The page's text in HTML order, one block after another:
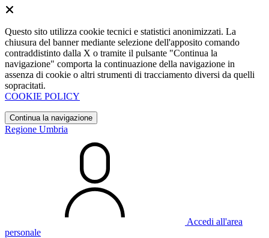
Questo sito utilizza cookie tecnici e statistici anonimizzati. La
chiusura del banner mediante selezione dell'apposito comando
contraddistinto dalla X o tramite il pulsante "Continua la
navigazione" comporta la continuazione della navigazione in
assenza di cookie o altri strumenti di tracciamento diversi da quelli
sopracitati.
COOKIE POLICY
Continua la navigazione
Regione Umbria
Accedi all'area
personale